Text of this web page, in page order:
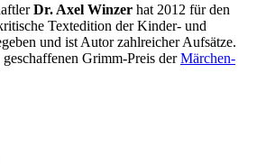
Dr. Axel Winzer hat 2012 für den
Textedition der Kinder- und
und ist Autor zahlreicher Aufsätze.
Grimm-Preis derMärchen-